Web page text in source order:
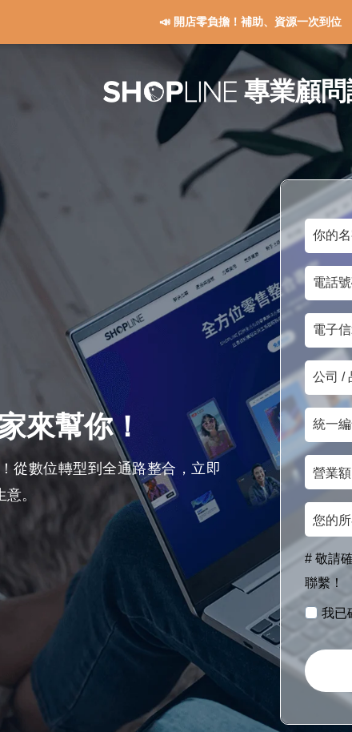
📣 開店零負擔！補助、資源一次到位
專業顧
來幫你！
從數位轉型到全通路整合，立即
。
你
的
名
字
電
話
號
碼
電
子
信
箱
公
司
/
品
牌
名
稱
統
一
編
號
(8
位
數
字)
/
分
證
號
營
業
額
區
間
／
月
您
的
所
在
# 敬請
聯繫！
我已